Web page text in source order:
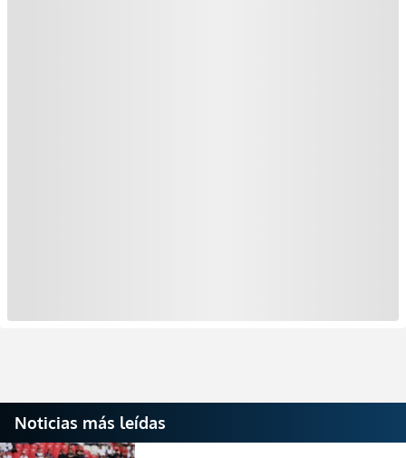
Noticias más leídas